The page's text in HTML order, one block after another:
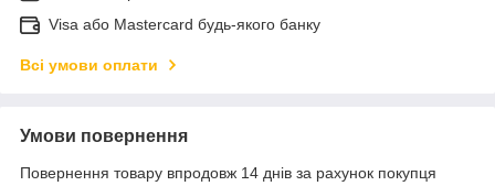
Visa або Mastercard будь-якого банку
Всі умови оплати
Умови повернення
Повернення товару впродовж 14 днів за рахунок покупця